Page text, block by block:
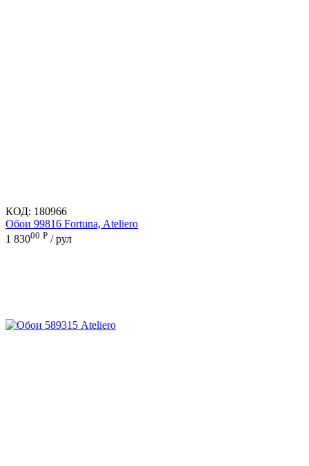
КОД: 180966
Обои 99816 Fortuna, Ateliero
1 83000 Р / рул